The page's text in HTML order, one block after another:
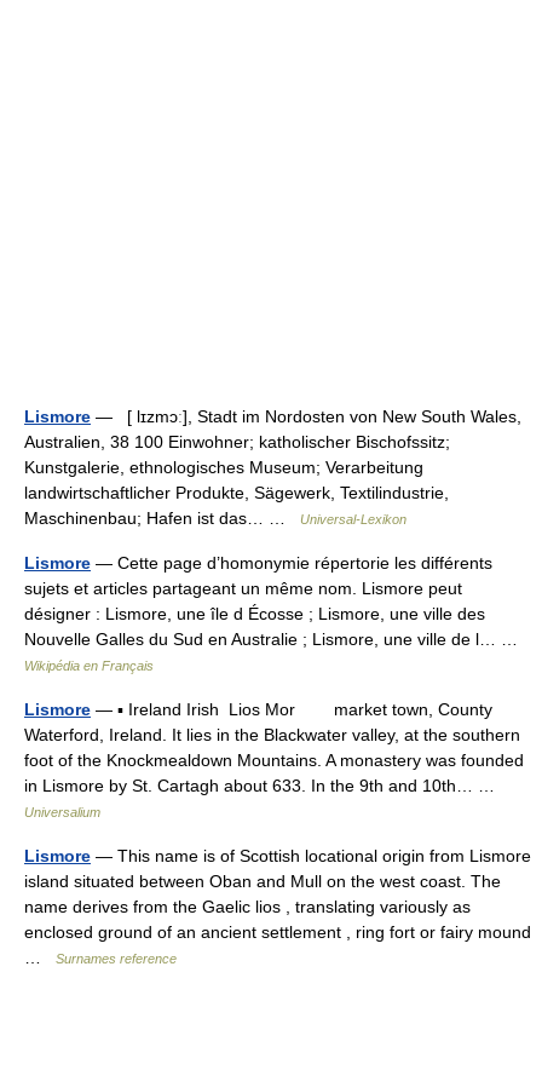
Lismore — [ lɪzmɔː], Stadt im Nordosten von New South Wales,
Australien, 38 100 Einwohner; katholischer Bischofssitz;
Kunstgalerie, ethnologisches Museum; Verarbeitung
landwirtschaftlicher Produkte, Sägewerk, Textilindustrie,
Maschinenbau; Hafen ist das… …
Universal-Lexikon
Lismore — Cette page d’homonymie répertorie les différents
sujets et articles partageant un même nom. Lismore peut
désigner : Lismore, une île d Écosse ; Lismore, une ville des
Nouvelle Galles du Sud en Australie ; Lismore, une ville de l… …
Wikipédia en Français
Lismore — ▪ Ireland Irish Lios Mor market town, County
Waterford, Ireland. It lies in the Blackwater valley, at the southern
foot of the Knockmealdown Mountains. A monastery was founded
in Lismore by St. Cartagh about 633. In the 9th and 10th… …
Universalium
Lismore — This name is of Scottish locational origin from Lismore
island situated between Oban and Mull on the west coast. The
name derives from the Gaelic lios , translating variously as
enclosed ground of an ancient settlement , ring fort or fairy mound
Surnames reference